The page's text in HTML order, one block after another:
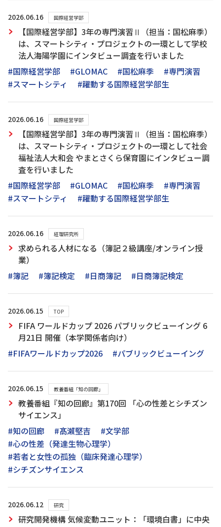
2026.06.16 国際経営学部
【国際経営学部】3年の専門演習Ⅱ（担当：国松麻季）
は、スマートシティ・プロジェクトの一環として学校
法人海陽学園にインタビュー調査を行いました
#国際経営学部
#GLOMAC #国松麻季
#専門演習
#スマートシティ
#躍動する国際経営学部生
2026.06.16 国際経営学部
【国際経営学部】3年の専門演習Ⅱ（担当：国松麻季）
は、スマートシティ・プロジェクトの一環として社会
福祉法人大和会 やまとさくら保育園にインタビュー調
査を行いました
#国際経営学部
#GLOMAC #国松麻季
#専門演習
#スマートシティ
#躍動する国際経営学部生
2026.06.16 経理研究所
求められる人材になる（簿記２級講座/オンライン授
業）
#簿記
#簿記検定 #日商簿記 #日商簿記検定
2026.06.15 TOP
FIFA ワールドカップ 2026 パブリックビューイング 6
月21日 開催（本学関係者向け）
#FIFAワールドカップ2026
#パブリックビューイング
2026.06.15 教養番組「知の回廊」
教養番組『知の回廊』第170回 「心の性差とシチズン
サイエンス」
#知の回廊
#髙瀨堅吉
#文学部
#心の性差（発達生物心理学）
#若者と女性の孤独（臨床発達心理学）
#シチズンサイエンス
2026.06.12 研究
研究開発機構 気候変動ユニット：「環境白書」に中央